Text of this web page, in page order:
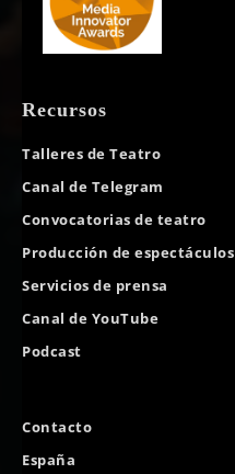
Recursos
Talleres de Teatro
Canal de Telegram
Convocatorias de teatro
Producción de espectáculos
Servicios de prensa
Canal de YouTube
Podcast
Contacto
España